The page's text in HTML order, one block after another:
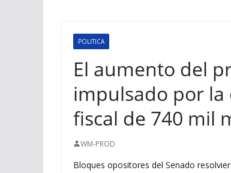
POLITICA
El aumento del
impulsado por
fiscal de 740 mil
WM-PROD
Bloques opositores del Senado